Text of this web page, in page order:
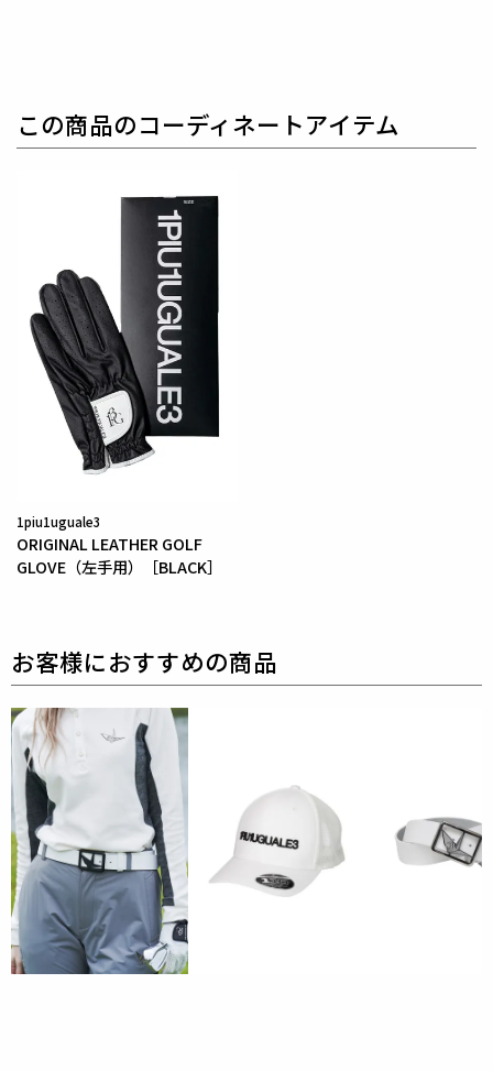
ラーリングを得意とする 同ブランドならではの立体パ
をもたらします。
【ワッペンロゴに関するご注意】
本製品に使用しているワッペンロゴ(鶴+113G)は熱圧
着加工にて取り付けを行っておりますが、
を採用している為、素材特有の滑らかさや洗濯環境の
影響によりまれにワッペンが剥がれやすくなる場合が
ございます。
※万が一剥がれが生じた場合は、弊社にて修理対応を
承りますのでお気軽にご連絡ください。
素材
表地 : ナイロン88% ポリウレタン12%
裏地 : ポリエステル100%
この商品のコーディネートアイテム
1piu1uguale3
ORIGINAL LEATHER GOLF
GLOVE（左手用）［BLACK］